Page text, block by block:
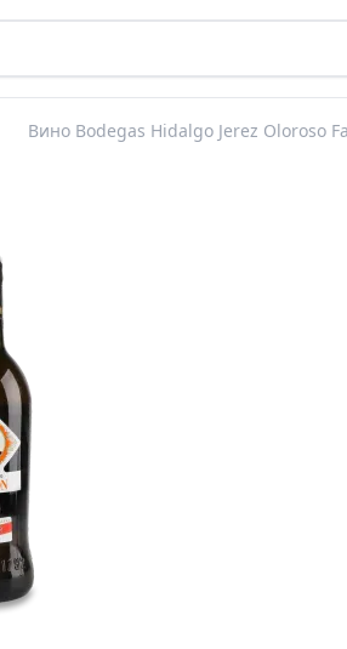
Вино Bodegas Hidalgo Jerez Oloroso